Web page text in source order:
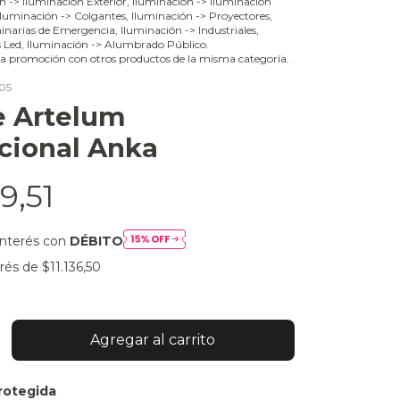
-> Colgantes, Iluminación -> Proyectores,
de Emergencia, Iluminación -> Industriales,
Iluminación -> Alumbrado Público.
promoción con otros productos de la misma categoría.
Artelum
Anka
con DÉBITO
de $11.136,50